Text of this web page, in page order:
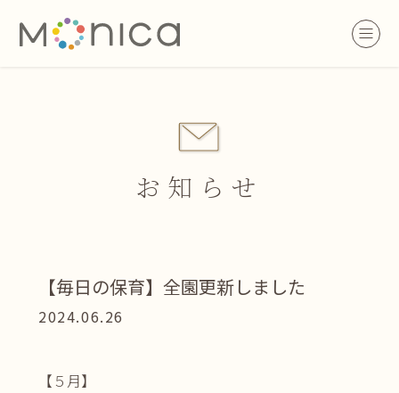
お知らせ
【毎日の保育】全園更新しました
2024.06.26
【５月】